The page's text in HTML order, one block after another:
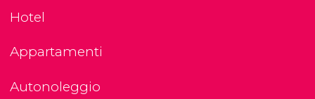
Hotel
Appartamenti
Autonoleggio